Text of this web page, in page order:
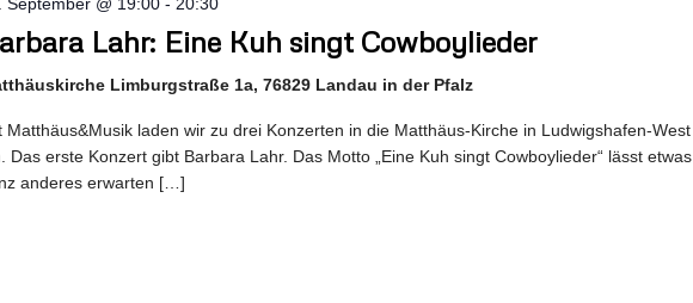
Lahr: Eine Kuh singt Cowboylieder
Limburgstraße 1a, 76829 Landau in der Pfalz
Matthäus&Musik laden wir zu drei Konzerten in die Matthäus-Kirche in Ludwigshafen-West
Das erste Konzert gibt Barbara Lahr. Das Motto „Eine Kuh singt Cowboylieder“ lässt etwas
anderes erwarten […]